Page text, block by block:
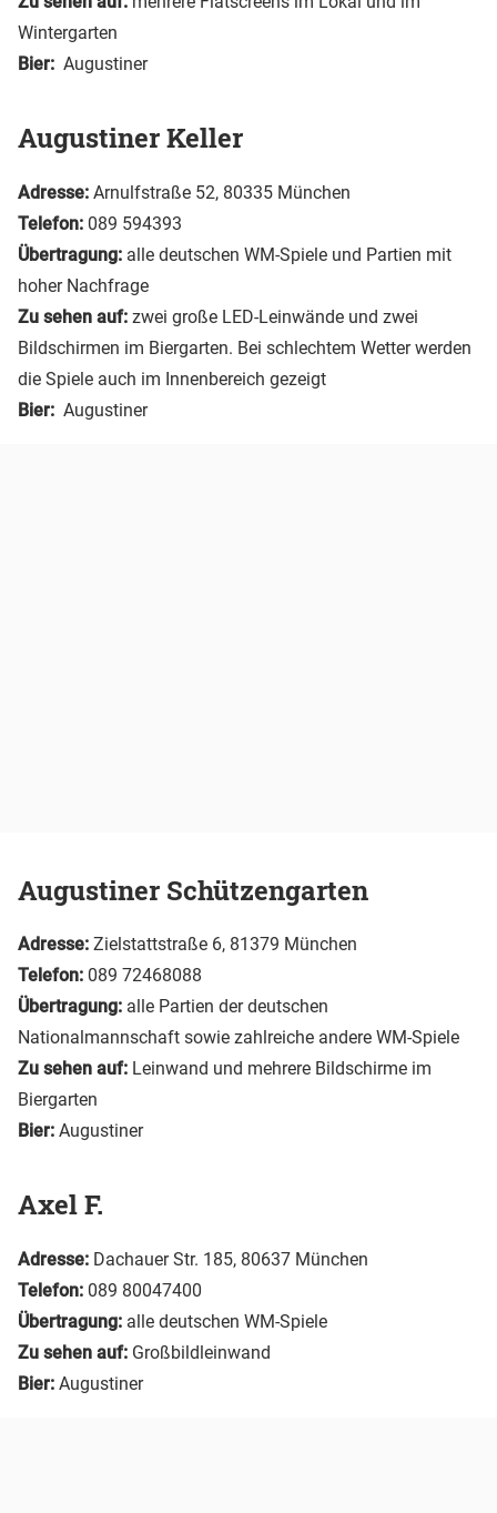
Wintergarten
Bier: Augustiner
Augustiner Keller
Adresse: Arnulfstraße 52, 80335 München
Telefon: 089 594393
Übertragung: alle deutschen WM-Spiele und Partien mit
hoher Nachfrage
Zu sehen auf: zwei große LED-Leinwände und zwei
Bildschirmen im Biergarten. Bei schlechtem Wetter werden
die Spiele auch im Innenbereich gezeigt
Bier: Augustiner
Augustiner Schützengarten
Adresse: Zielstattstraße 6, 81379 München
Telefon: 089 72468088
Übertragung: alle Partien der deutschen
Nationalmannschaft sowie zahlreiche andere WM-Spiele
Zu sehen auf: Leinwand und mehrere Bildschirme im
Biergarten
Bier: Augustiner
Axel F.
Adresse: Dachauer Str. 185, 80637 München
Telefon: 089 80047400
Übertragung: alle deutschen WM-Spiele
Zu sehen auf: Großbildleinwand
Bier: Augustiner